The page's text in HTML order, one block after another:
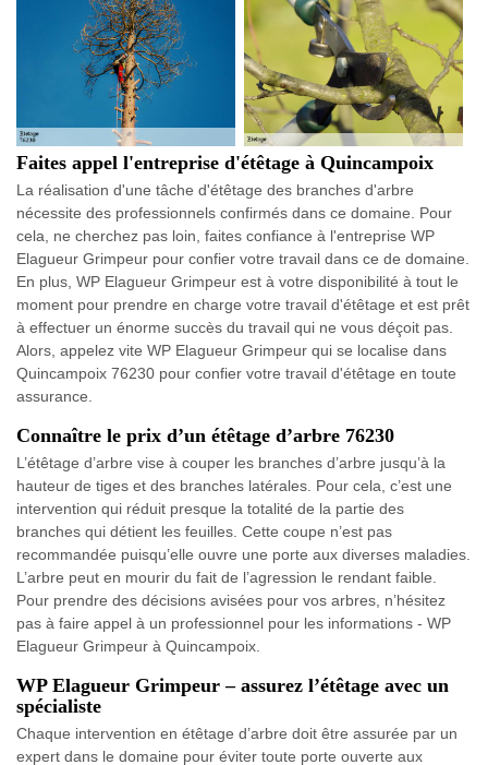
Faites appel l'entreprise d'étêtage à Quincampoix
La réalisation d'une tâche d'étêtage des branches d'arbre
nécessite des professionnels confirmés dans ce domaine. Pour
cela, ne cherchez pas loin, faites confiance à l'entreprise WP
Elagueur Grimpeur pour confier votre travail dans ce de domaine.
En plus, WP Elagueur Grimpeur est à votre disponibilité à tout le
moment pour prendre en charge votre travail d'étêtage et est prêt
à effectuer un énorme succès du travail qui ne vous déçoit pas.
Alors, appelez vite WP Elagueur Grimpeur qui se localise dans
Quincampoix 76230 pour confier votre travail d'étêtage en toute
assurance.
Connaître le prix d’un étêtage d’arbre 76230
L’étêtage d’arbre vise à couper les branches d’arbre jusqu’à la
hauteur de tiges et des branches latérales. Pour cela, c’est une
intervention qui réduit presque la totalité de la partie des
branches qui détient les feuilles. Cette coupe n’est pas
recommandée puisqu’elle ouvre une porte aux diverses maladies.
L’arbre peut en mourir du fait de l’agression le rendant faible.
Pour prendre des décisions avisées pour vos arbres, n’hésitez
pas à faire appel à un professionnel pour les informations - WP
Elagueur Grimpeur à Quincampoix.
WP Elagueur Grimpeur – assurez l’étêtage avec un
spécialiste
Chaque intervention en étêtage d’arbre doit être assurée par un
expert dans le domaine pour éviter toute porte ouverte aux